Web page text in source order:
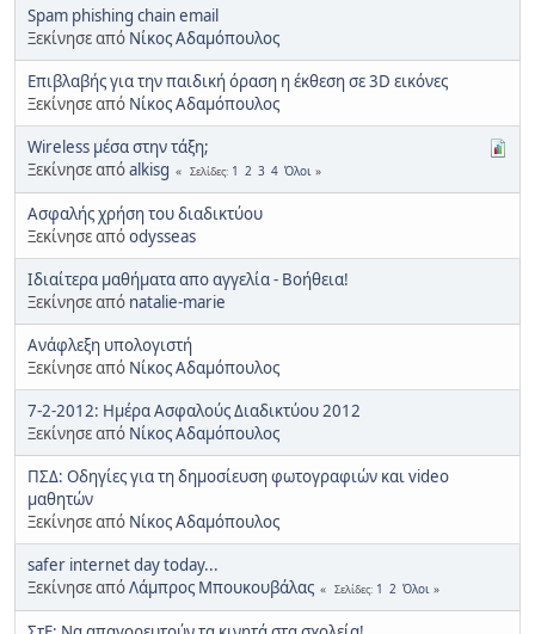
Spam phishing chain email
Ξεκίνησε από Νίκος Αδαμόπουλος
Επιβλαβής για την παιδική όραση η έκθεση σε 3D εικόνες
Ξεκίνησε από Νίκος Αδαμόπουλος
Wireless μέσα στην τάξη;
Ξεκίνησε απόalkisg Σελίδες 1 2 3 4 Όλοι
Ασφαλής χρήση του διαδικτύου
Ξεκίνησε απόodysseas
Ιδιαίτερα μαθήματα απο αγγελία - Βοήθεια!
Ξεκίνησε από natalie-marie
Ανάφλεξη υπολογιστή
Ξεκίνησε από Νίκος Αδαμόπουλος
7-2-2012: Ημέρα Ασφαλούς Διαδικτύου 2012
Ξεκίνησε από Νίκος Αδαμόπουλος
ΠΣΔ: Οδηγίες για τη δημοσίευση φωτογραφιών και video
μαθητών
Ξεκίνησε από Νίκος Αδαμόπουλος
safer internet day today...
Ξεκίνησε απόΛάμπρος Μπουκουβάλας Σελίδες 1 2 Όλοι